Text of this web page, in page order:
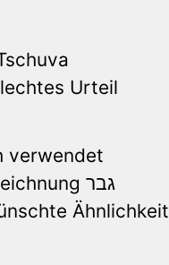
Urteil
verwendet
Ähnlichkeit